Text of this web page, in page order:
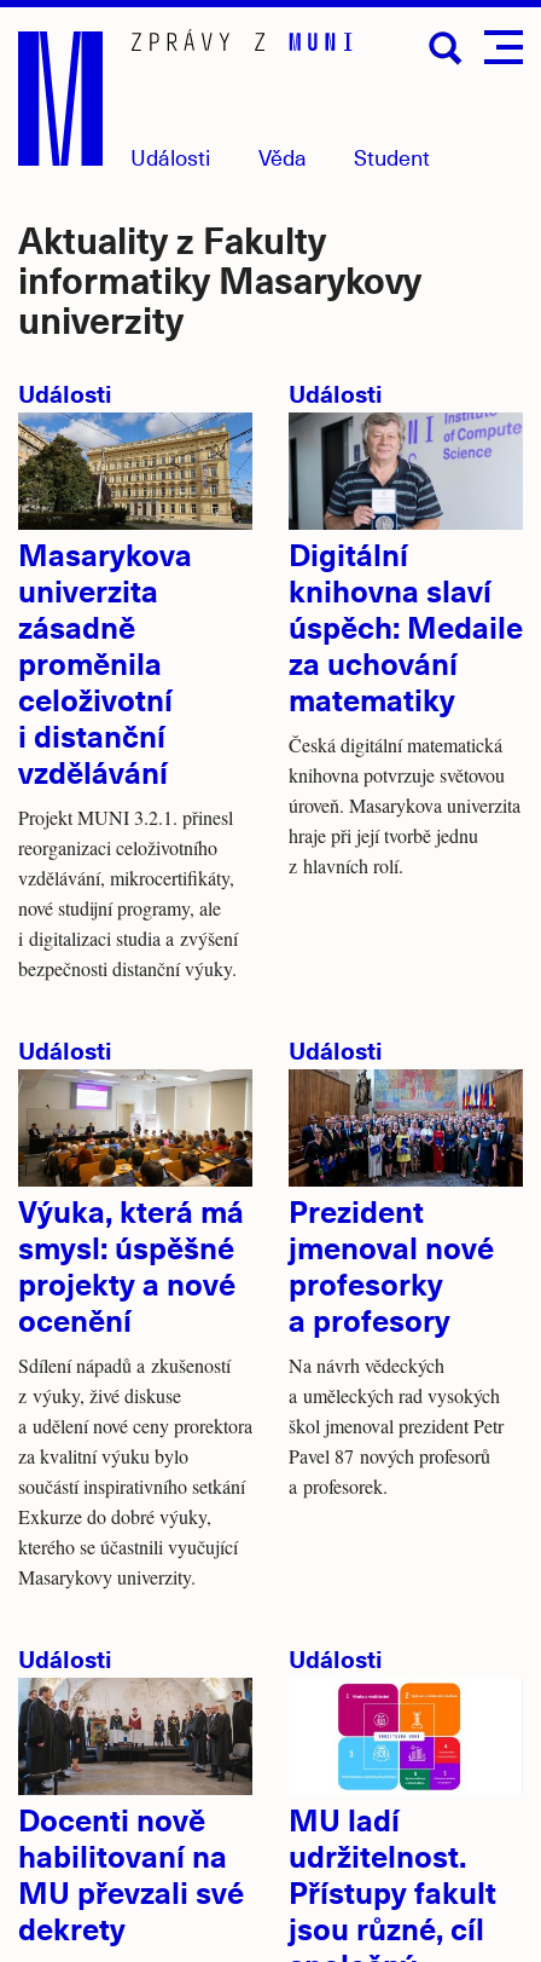
Přejít
hlavní
obsah
Události Věda Student
Aktuality z Fakulty
informatiky Masarykovy
univerzity
Události
Masarykova
univerzita
zásadně
proměnila
celoživotní
i distanční
vzdělávání
Projekt MUNI 3.2.1. přinesl
reorganizaci celoživotního
vzdělávání, mikrocertifikáty,
nové studijní programy, ale
i digitalizaci studia a zvýšení
bezpečnosti distanční výuky.
Události
Digitální
knihovna slaví
úspěch: Medaile
za uchování
matematiky
Česká digitální matematická
knihovna potvrzuje světovou
úroveň. Masarykova univerzita
hraje při její tvorbě jednu
z hlavních rolí.
Události
Výuka, která má
smysl: úspěšné
projekty a nové
ocenění
Sdílení nápadů a zkušeností
z výuky, živé diskuse
a udělení nové ceny prorektora
za kvalitní výuku bylo
součástí inspirativního setkání
Exkurze do dobré výuky,
kterého se účastnili vyučující
Masarykovy univerzity.
Události
Prezident
jmenoval nové
profesorky
a profesory
Na návrh vědeckých
a uměleckých rad vysokých
škol jmenoval prezident Petr
Pavel 87 nových profesorů
a profesorek.
Události
Docenti nově
habilitovaní na
MU převzali své
dekrety
Události
MU ladí
udržitelnost.
Přístupy fakult
jsou různé, cíl